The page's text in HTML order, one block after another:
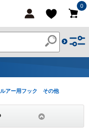
0
ルアー用フック その他